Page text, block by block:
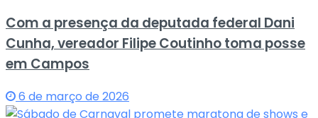
Com a presença da deputada federal Dani
Cunha, vereador Filipe Coutinho toma posse
em Campos
6 de março de 2026